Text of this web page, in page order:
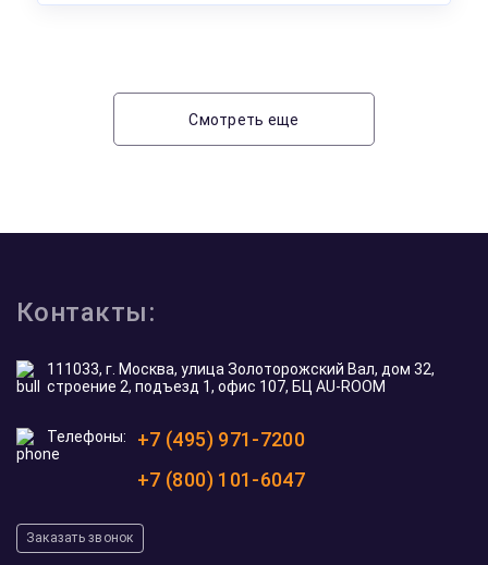
Смотреть еще
Контакты:
111033, г. Москва, улица Золоторожский Вал, дом 32,
строение 2, подъезд 1, офис 107, БЦ AU-ROOM
Телефоны:
+7 (495) 971-7200
+7 (800) 101-6047
Заказать звонок